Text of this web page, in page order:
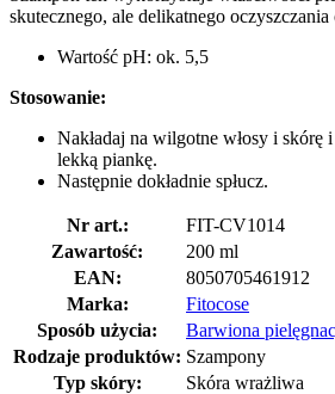
skutecznego, ale delikatnego oczyszczania
Wartość pH: ok. 5,5
Stosowanie:
Nakładaj na wilgotne włosy i skórę
lekką piankę.
Następnie dokładnie spłucz.
Nr art.:
FIT-CV1014
Zawartość:
200 ml
EAN:
8050705461912
Marka:
Fitocose
Sposób użycia:
Barwiona
Rodzaje produktów: Szampony
Typ skóry:
Skóra wrażliwa